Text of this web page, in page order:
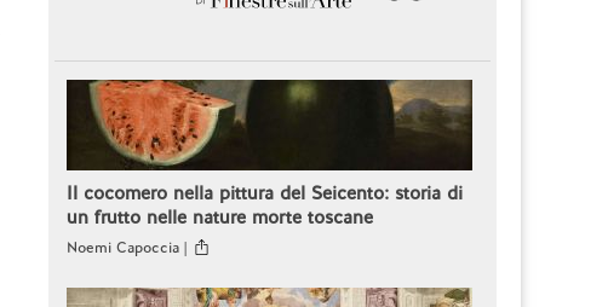
Il cocomero nella pittura del Seicento: storia di
un frutto nelle nature morte toscane
Noemi Capoccia |